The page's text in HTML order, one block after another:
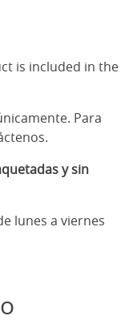
is included in the
Para
y sin
lunes a viernes